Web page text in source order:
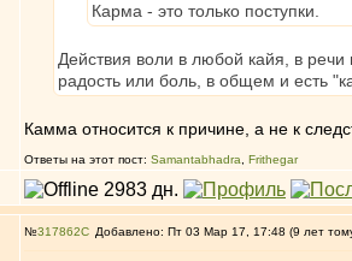
Карма - это только поступки.
Действия воли в любой кайя, в
радость или боль, в общем и есть
Камма относится к причине, а не к
Ответы на этот пост: Samantabhadra Frithegar
№317862 Добавлено: Пт 03 Мар 17, 17:48 (9 лет